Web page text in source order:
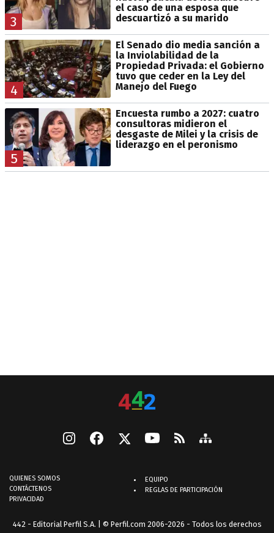
3
el caso de una esposa que
descuartizó a su marido
4
El Senado dio media sanción a
la Inviolabilidad de la
Propiedad Privada: el Gobierno
tuvo que ceder en la Ley del
Manejo del Fuego
5
Encuesta rumbo a 2027: cuatro
consultoras midieron el
desgaste de Milei y la crisis de
liderazgo en el peronismo
QUIENES SOMOS
CONTÁCTENOS
PRIVACIDAD
EQUIPO
REGLAS DE PARTICIPACIÓN
442 - Editorial Perfil S.A. | © Perfil.com 2006-2026 - Todos los derechos